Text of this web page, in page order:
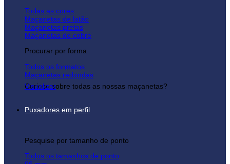
Todas as cores
Maçanetas de latão
Maçanetas pretas
Maçanetas de cobre
Procurar por forma
Todos os formatos
Maçanetas redondas
Curioso sobre todas as nossas maçanetas?
Visualizar
Puxadores em perfil
Pesquise por tamanho de ponto
Todos os tamanhos de ponto